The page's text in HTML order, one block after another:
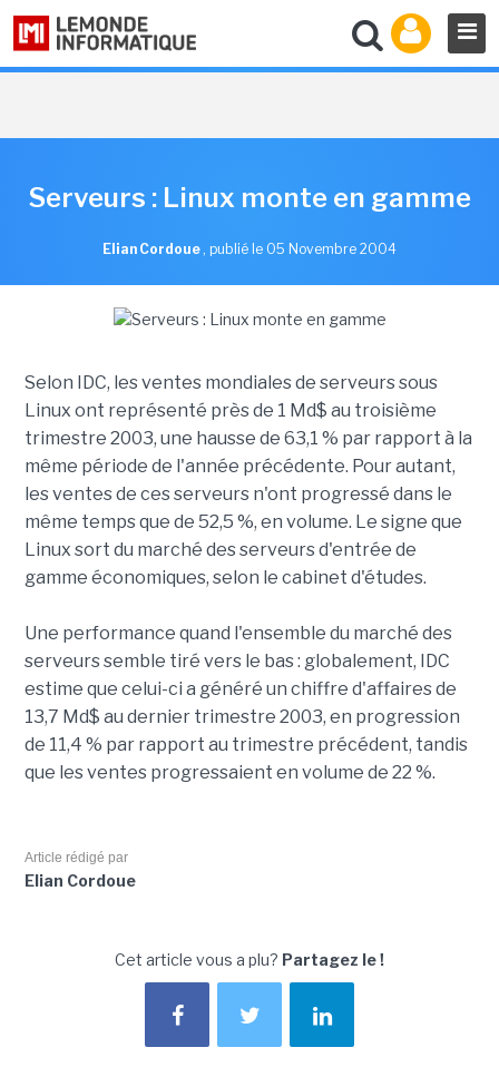
Serveurs : Linux monte en gamme
Elian Cordoue , publié le 05 Novembre 2004
Selon IDC, les ventes mondiales de serveurs sous
Linux ont représenté près de 1 Md$ au troisième
trimestre 2003, une hausse de 63,1 % par rapport à la
même période de l'année précédente. Pour autant,
les ventes de ces serveurs n'ont progressé dans le
même temps que de 52,5 %, en volume. Le signe que
Linux sort du marché des serveurs d'entrée de
gamme économiques, selon le cabinet d'études.
Une performance quand l'ensemble du marché des
serveurs semble tiré vers le bas : globalement, IDC
estime que celui-ci a généré un chiffre d'affaires de
13,7 Md$ au dernier trimestre 2003, en progression
de 11,4 % par rapport au trimestre précédent, tandis
que les ventes progressaient en volume de 22 %.
Article rédigé par
Elian Cordoue
Cet article vous a plu? Partagez le !